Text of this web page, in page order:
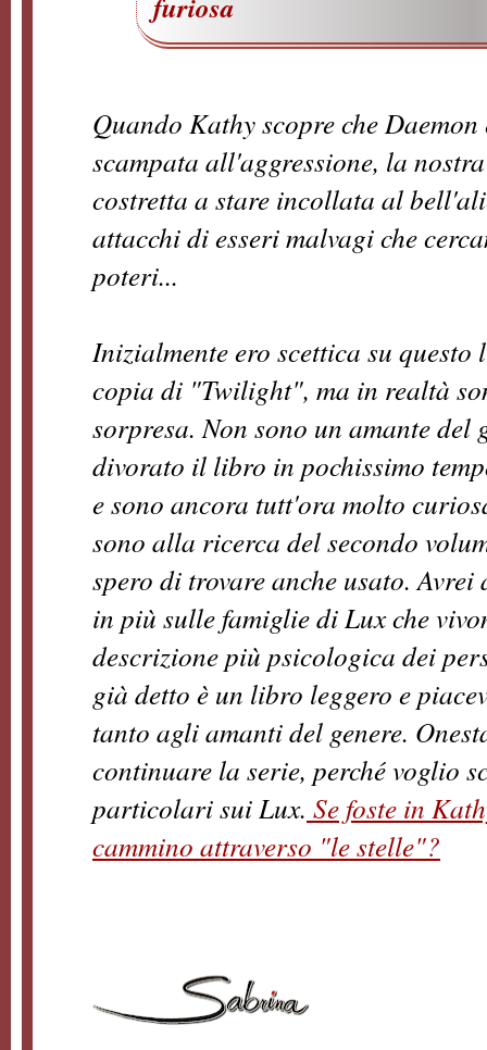
Quando Kathy scopre che
scampata all'aggressione, la
costretta a stare incollata al
attacchi di esseri malvagi che
poteri...
Inizialmente ero scettica su
copia di "Twilight", ma in realtà
sorpresa. Non sono un amante del
divorato il libro in pochissimo
e sono ancora tutt'ora molto
sono alla ricerca del secondo
spero di trovare anche usato.
in più sulle famiglie di Lux che
descrizione più psicologica dei
già detto è un libro leggero e
tanto agli amanti del genere.
continuare la serie, perché voglio
particolari sui Lux. Se foste in
cammino attraverso "le stelle"?